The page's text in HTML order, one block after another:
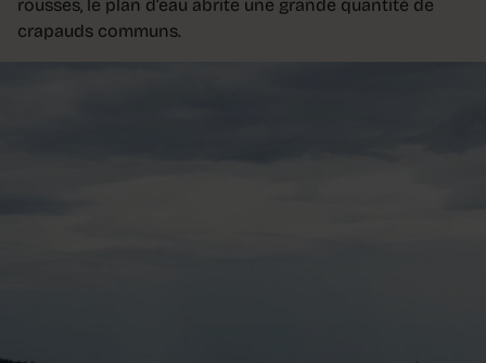
rousses, le plan d’eau abrite une grande quantité de
crapauds communs.